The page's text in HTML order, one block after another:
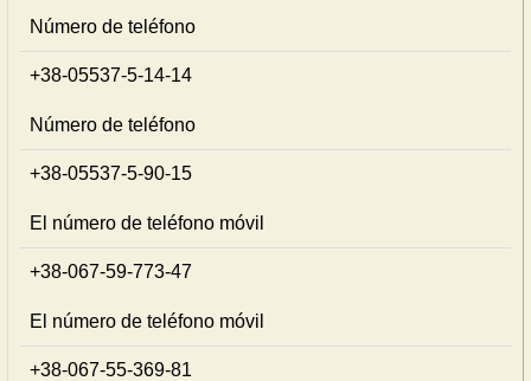
Número de teléfono
+38-05537-5-14-14
Número de teléfono
+38-05537-5-90-15
El número de teléfono móvil
+38-067-59-773-47
El número de teléfono móvil
+38-067-55-369-81